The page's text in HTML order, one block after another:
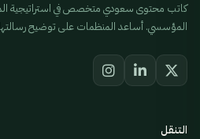
كاتب محتوى سعودي متخصص في استراتيجية
المؤسسي. أساعد المنظمات على توضيح
التنقل